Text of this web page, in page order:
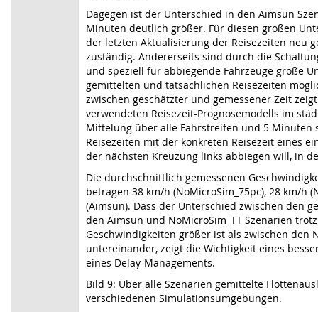
Dagegen ist der Unterschied in den Aimsun
Minuten deutlich größer. Für diesen großen
der letzten Aktualisierung der Reisezeiten neu
zuständig. Andererseits sind durch die
und speziell für abbiegende Fahrzeuge große
gemittelten und tatsächlichen Reisezeiten
zwischen geschätzter und gemessener Zeit
verwendeten Reisezeit-Prognosemodells im
Mittelung über alle Fahrstreifen und 5 Minuten
Reisezeiten mit der konkreten Reisezeit eines
der nächsten Kreuzung links abbiegen will, in
Die durchschnittlich gemessenen
betragen 38 km/h (NoMicroSim_75pc), 28 km/h
(Aimsun). Dass der Unterschied zwischen den
den Aimsun und NoMicroSim_TT Szenarien
Geschwindigkeiten größer ist als zwischen den
untereinander, zeigt die Wichtigkeit eines
eines Delay-Managements.
Bild 9: Über alle Szenarien gemittelte
verschiedenen Simulationsumgebungen.